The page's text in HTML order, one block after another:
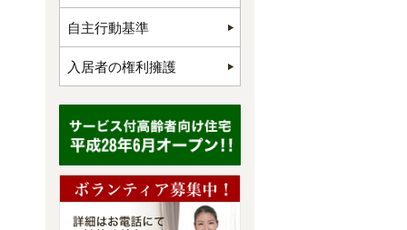
自主行動基準
入居者の権利擁護